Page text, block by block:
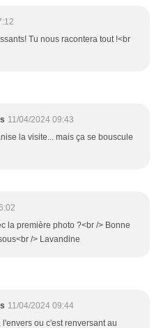
Tu nous racontera tout !<br
11/04/2024 09:43
la visite... mais ça se bouscule
la première photo ?<br /> Bonne
/> Lavandine
11/04/2024 09:44
l'envers ou c'est renversant au